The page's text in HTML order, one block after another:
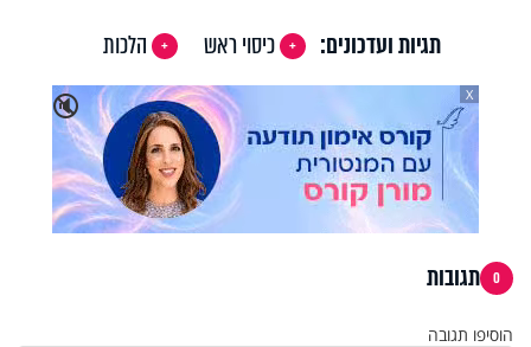
תגיות ועדכונים: כיסוי ראש
הלכות
🔇
X
0 תגובות
הוסיפו תגובה